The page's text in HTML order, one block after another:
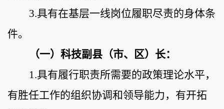
3.具有在基层一线岗位履职尽责的身体条
件。
（一） 科技副县（市、区）长：
1.具有履行职责所需要的政策理论水平，
有胜任工作的组织协调和领导能力，有开拓